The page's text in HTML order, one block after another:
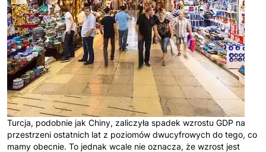
Turcja, podobnie jak Chiny, zaliczyła spadek wzrostu GDP na
przestrzeni ostatnich lat z poziomów dwucyfrowych do tego, co
mamy obecnie. To jednak wcale nie oznacza, że wzrost jest